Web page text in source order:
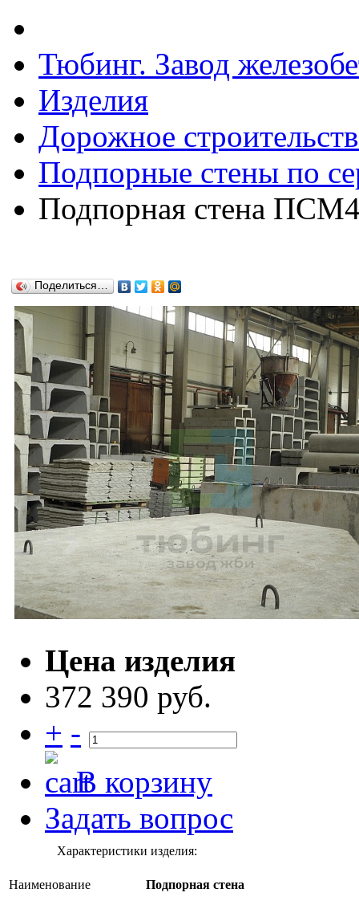
Тюбинг. Завод
Изделия
Дорожное
Подпорные стены по
Подпорная стена
Поделиться…
Цена изделия
372 390 руб.
+ -
В корзину
Задать вопрос
Характеристики изделия:
Наименование Подпорная стена